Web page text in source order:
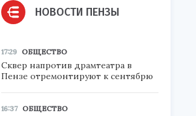
НОВОСТИ ПЕНЗЫ
17:29 ОБЩЕСТВО
Сквер напротив драмтеатра в
Пензе отремонтируют к сентябрю
16:37 ОБЩЕСТВО